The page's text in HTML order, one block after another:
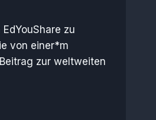
EdYouShare zu
von einer*m
zur weltweiten